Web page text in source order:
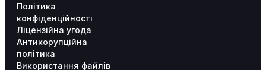
Політика
конфіденційності
Ліцензійна угода
Антикорупційна
політика
Використання файлів